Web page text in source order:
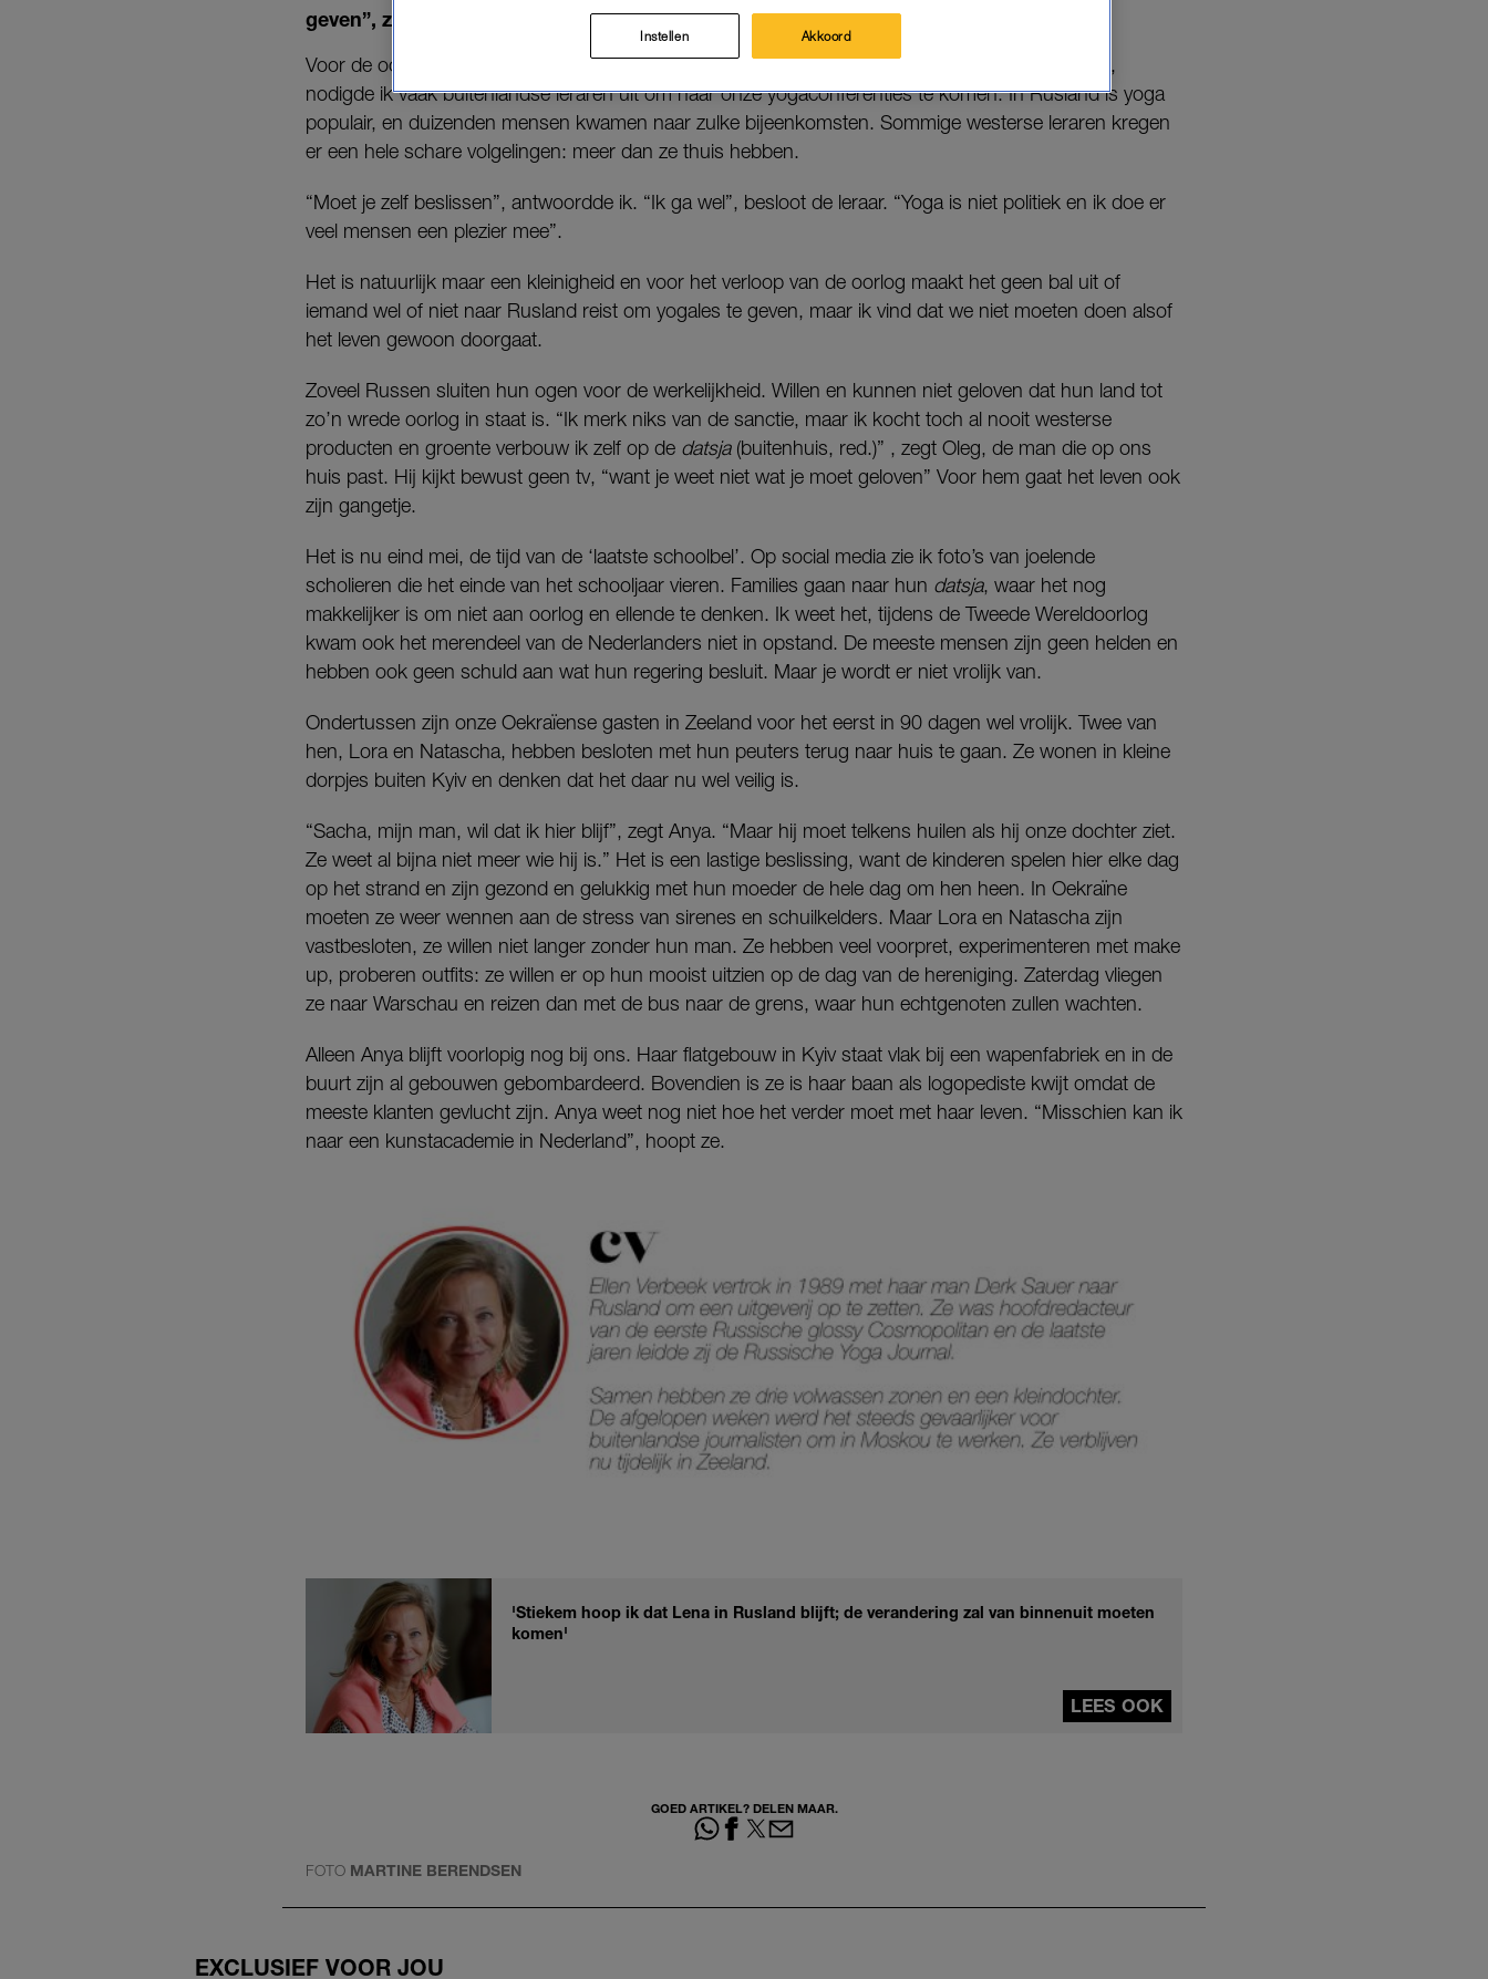
geven”, zei hij. “Wat vind je, gaan of niet?”
Voor de oorlog, toen de RussischeYoga Journalnog bestond en ik er hoofdredacteur van was,
nodigde ik vaak buitenlandse leraren uit om naar onze yogaconferenties te komen. In Rusland is yoga
populair, en duizenden mensen kwamen naar zulke bijeenkomsten. Sommige westerse leraren kregen
er een hele schare volgelingen: meer dan ze thuis hebben.
“Moet je zelf beslissen”, antwoordde ik. “Ik ga wel”, besloot de leraar. “Yoga is niet politiek en ik doe er
veel mensen een plezier mee”.
Het is natuurlijk maar een kleinigheid en voor het verloop van de oorlog maakt het geen bal uit of
iemand wel of niet naar Rusland reist om yogales te geven, maar ik vind dat we niet moeten doen alsof
het leven gewoon doorgaat.
Zoveel Russen sluiten hun ogen voor de werkelijkheid. Willen en kunnen niet geloven dat hun land tot
zo’n wrede oorlog in staat is. “Ik merk niks van de sanctie, maar ik kocht toch al nooit westerse
producten en groente verbouw ik zelf op de datsja (buitenhuis, red.)” , zegt Oleg, de man die op ons
huis past. Hij kijkt bewust geen tv, “want je weet niet wat je moet geloven” Voor hem gaat het leven ook
zijn gangetje.
Het is nu eind mei, de tijd van de ‘laatste schoolbel’. Op social media zie ik foto’s van joelende
scholieren die het einde van het schooljaar vieren. Families gaan naar hun datsja, waar het nog
makkelijker is om niet aan oorlog en ellende te denken. Ik weet het, tijdens de Tweede Wereldoorlog
kwam ook het merendeel van de Nederlanders niet in opstand. De meeste mensen zijn geen helden en
hebben ook geen schuld aan wat hun regering besluit. Maar je wordt er niet vrolijk van.
Ondertussen zijn onze Oekraïense gasten in Zeeland voor het eerst in 90 dagen wel vrolijk. Twee van
hen, Lora en Natascha, hebben besloten met hun peuters terug naar huis te gaan. Ze wonen in kleine
dorpjes buiten Kyiv en denken dat het daar nu wel veilig is.
“Sacha, mijn man, wil dat ik hier blijf”, zegt Anya. “Maar hij moet telkens huilen als hij onze dochter ziet.
Ze weet al bijna niet meer wie hij is.” Het is een lastige beslissing, want de kinderen spelen hier elke dag
op het strand en zijn gezond en gelukkig met hun moeder de hele dag om hen heen. In Oekraïne
moeten ze weer wennen aan de stress van sirenes en schuilkelders. Maar Lora en Natascha zijn
vastbesloten, ze willen niet langer zonder hun man. Ze hebben veel voorpret, experimenteren met make
up, proberen outfits: ze willen er op hun mooist uitzien op de dag van de hereniging. Zaterdag vliegen
ze naar Warschau en reizen dan met de bus naar de grens, waar hun echtgenoten zullen wachten.
Alleen Anya blijft voorlopig nog bij ons. Haar flatgebouw in Kyiv staat vlak bij een wapenfabriek en in de
buurt zijn al gebouwen gebombardeerd. Bovendien is ze is haar baan als logopediste kwijt omdat de
meeste klanten gevlucht zijn. Anya weet nog niet hoe het verder moet met haar leven. “Misschien kan ik
naar een kunstacademie in Nederland”, hoopt ze.
'Stiekem hoop ik dat Lena in Rusland blijft; de verandering zal van binnenuit moeten
komen'
LEES OOK
GOED ARTIKEL? DELEN MAAR.
FOTO MARTINE BERENDSEN
EXCLUSIEF VOOR JOU
Instellen Akkoord